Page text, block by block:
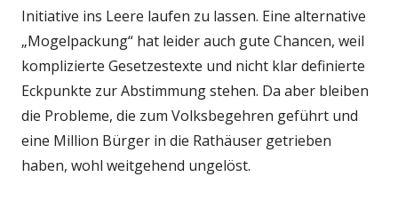
Initiative ins Leere laufen zu lassen. Eine alternative
„Mogelpackung“ hat leider auch gute Chancen, weil
komplizierte Gesetzestexte und nicht klar definierte
Eckpunkte zur Abstimmung stehen. Da aber bleiben
die Probleme, die zum Volksbegehren geführt und
eine Million Bürger in die Rathäuser getrieben
haben, wohl weitgehend ungelöst.